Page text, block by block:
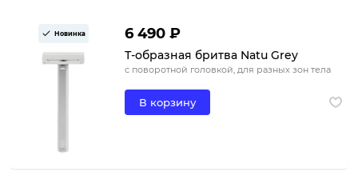
Новинка 6 490 ₽
Т-образная бритва Natu Grey
с поворотной головкой, для разных зон тела
В корзину